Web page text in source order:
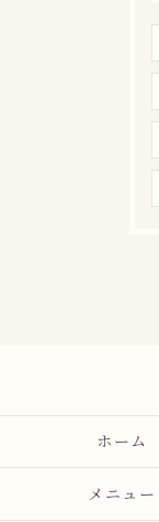
ホーム
メニュー